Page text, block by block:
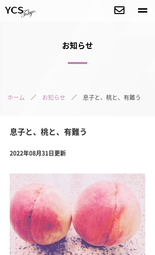
お知らせ
ホーム ／ お知らせ ／ 息子と、桃と、有難う
息子と、桃と、有難う
2022年08月31日更新